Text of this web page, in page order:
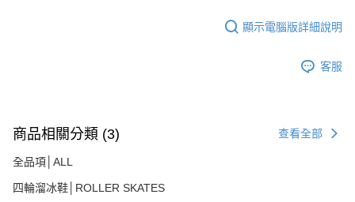
顯示電腦版詳細說明
客服
商品相關分類 (3) 查看全部
全品項│ALL
四輪溜冰鞋│ROLLER SKATES